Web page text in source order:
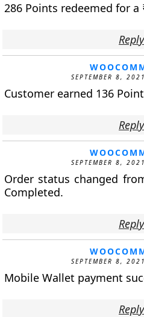
286 Points redeemed for a
Reply
SEPTEMBER 8,
Customer earned 136
Reply
SEPTEMBER 8,
Order status changed
Completed.
Reply
SEPTEMBER 8,
Mobile Wallet payment
Reply